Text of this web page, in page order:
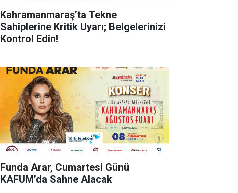
Kahramanmaraş’ta Tekne
Sahiplerine Kritik Uyarı; Belgelerinizi
Kontrol Edin!
Funda Arar, Cumartesi Günü
KAFUM’da Sahne Alacak